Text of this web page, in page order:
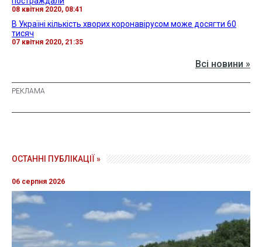
08 квітня 2020, 08:41
В Україні кількість хворих коронавірусом може досягти 60
тисяч
07 квітня 2020, 21:35
Всі новини »
ОСТАННІ ПУБЛІКАЦІЇ »
06 серпня 2026